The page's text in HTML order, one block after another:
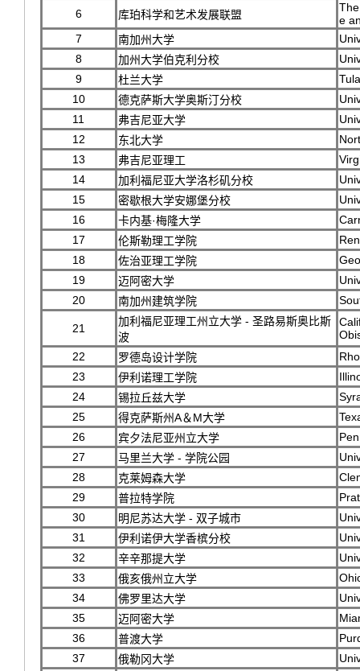
6
库珀科学和艺术发展联盟
e
7
南加州大学
8
加州大学伯克利分校
9
杜兰大学
10
德克萨斯大学奥斯汀分校
11
弗吉尼亚大学
12
东北大学
13
弗吉尼亚理工
14
加利福尼亚大学洛杉矶分校
15
密歇根大学安娜堡分校
16
卡内基·梅隆大学
17
伦斯勒理工学院
18
佐治亚理工学院
19
迈阿密大学
20
南加州建筑学院
21
加利福尼亚理工州立大学 - 圣路易斯奥比斯
波
22
罗德岛设计学院
23
伊利诺理工学院
24
锡拉丘兹大学
25
得克萨斯州A＆M大学
26
宾夕法尼亚州立大学
27
马里兰大学 - 学院公园
28
克莱姆森大学
29
普拉特学院
30
明尼苏达大学 - 双子城市
31
伊利诺伊大学香槟分校
32
辛辛那提大学
33
俄亥俄州立大学
34
佛罗里达大学
35
迈阿密大学
36
普渡大学
37
俄勒冈大学